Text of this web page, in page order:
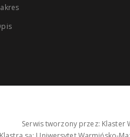
Serwis tworzony przez: Klaster